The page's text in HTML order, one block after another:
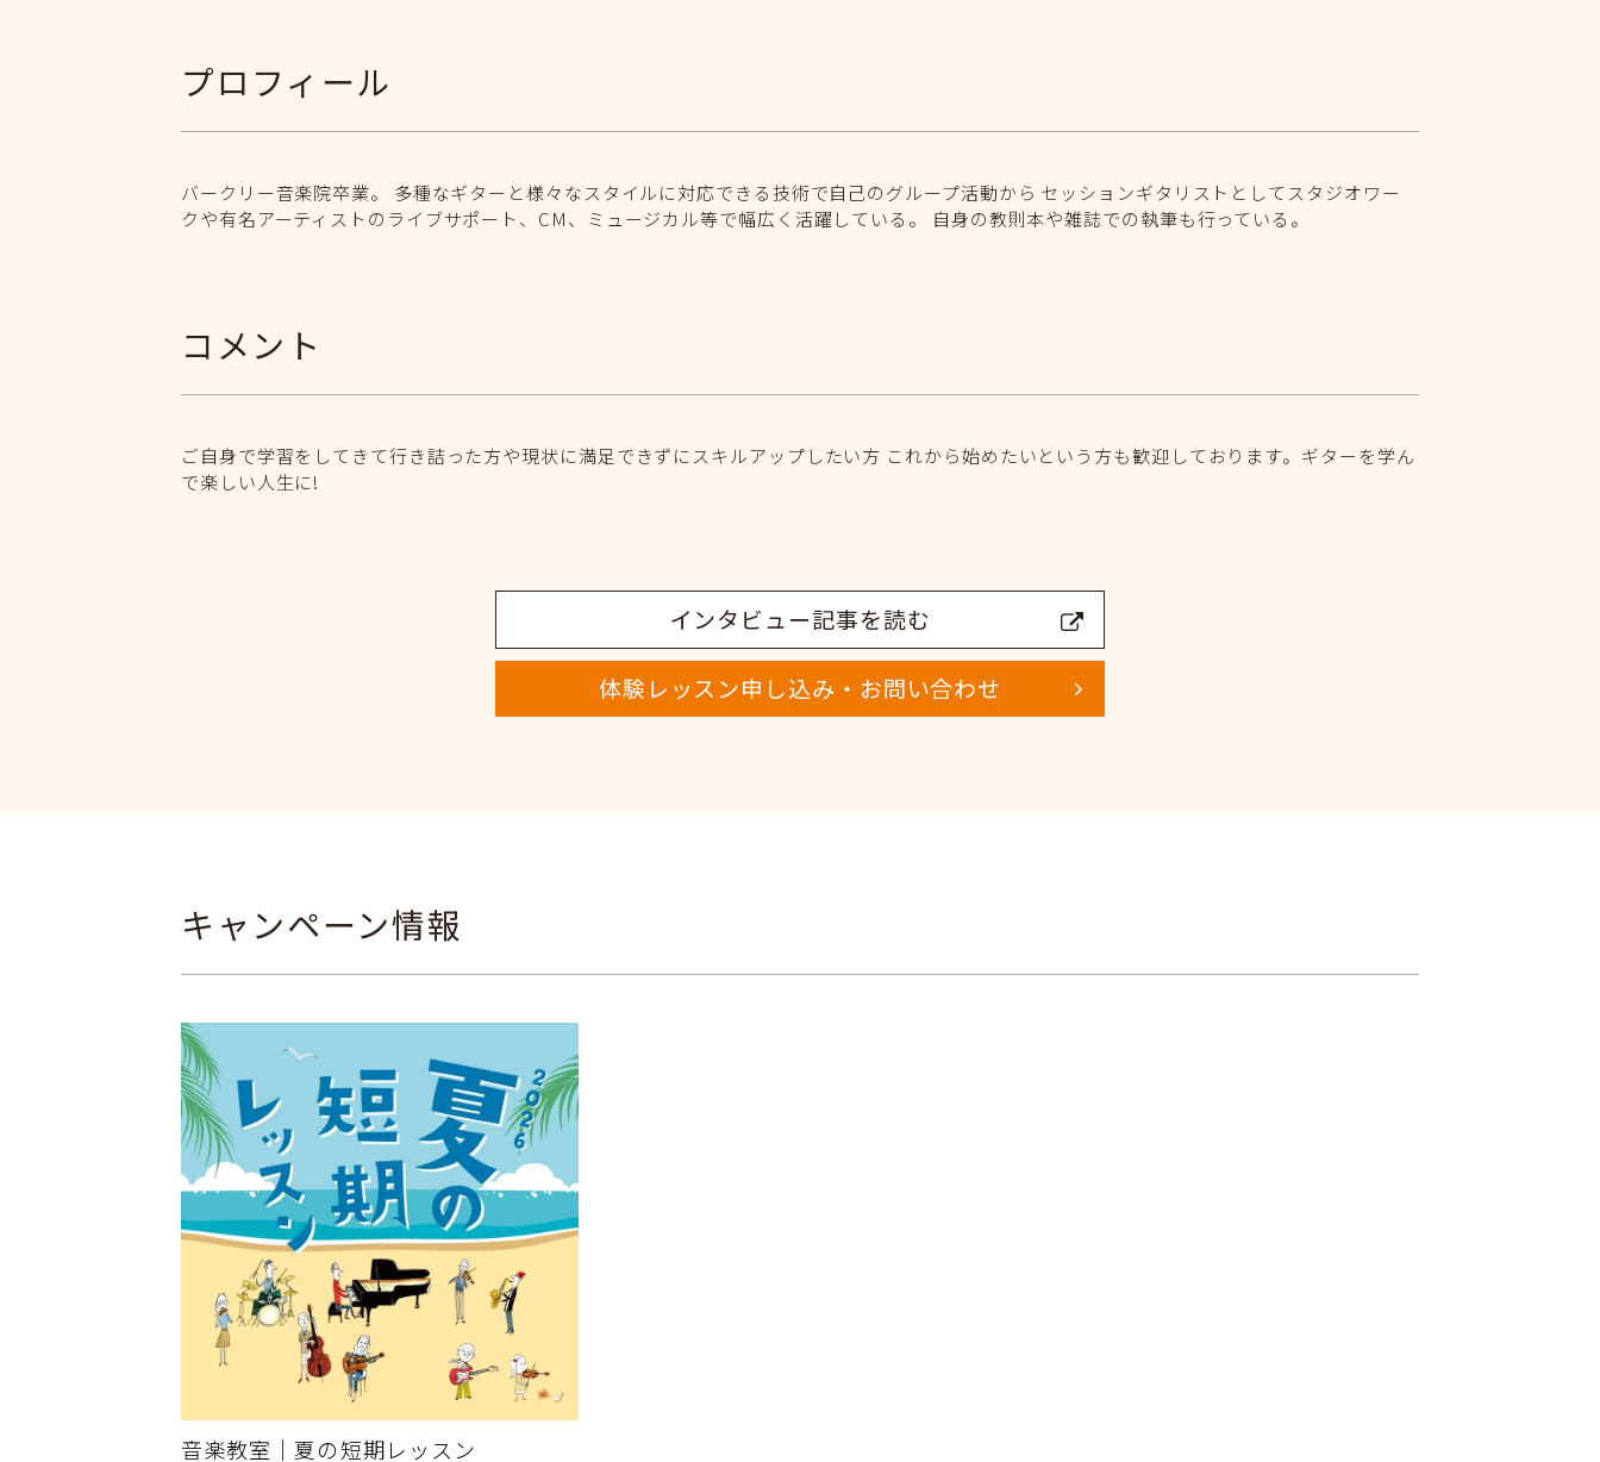
プロフィール
バークリー音楽院卒業。 多種なギターと様々なスタイルに対応できる技術で自己のグループ活動から セッションギタリストとしてスタジオワー
クや有名アーティストのライブサポート、CM、ミュージカル等で幅広く活躍している。 自身の教則本や雑誌での執筆も行っている。
コメント
ご自身で学習をしてきて行き詰った方や現状に満足できずにスキルアップしたい方 これから始めたいという方も歓迎しております。ギターを学ん
で楽しい人生に!
インタビュー記事を読む
体験レッスン申し込み・お問い合わせ
キャンペーン情報
音楽教室｜夏の短期レッスン